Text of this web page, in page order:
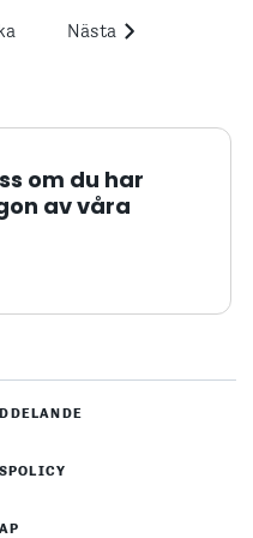
Nästa
om du har
av våra